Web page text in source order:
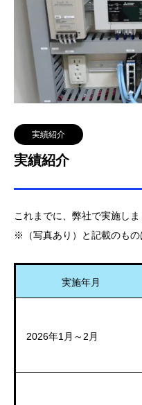
実績紹介
実績紹介
これまでに、弊社で実施し
※（写真あり）と記載のもの
実施年月
2026年1月～2月